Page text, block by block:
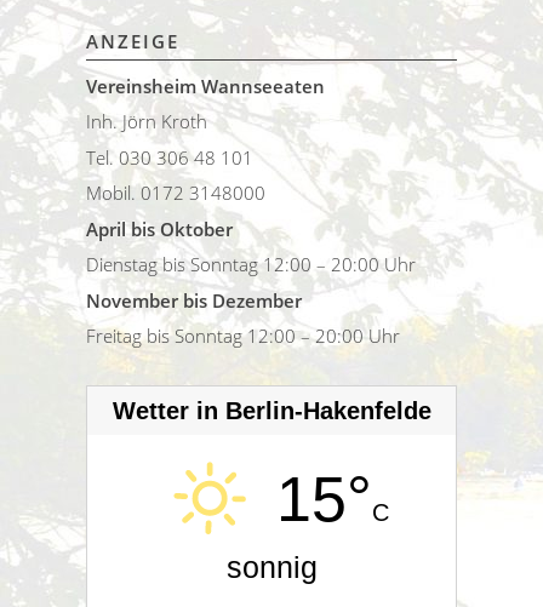
ANZEIGE
Vereinsheim Wannseeaten
Inh. Jörn Kroth
Tel. 030 306 48 101
Mobil. 0172 3148000
April bis Oktober
Dienstag bis Sonntag 12:00 – 20:00 Uhr
November bis Dezember
Freitag bis Sonntag 12:00 – 20:00 Uhr
Wetter in Berlin-Hakenfelde
15°C
sonnig